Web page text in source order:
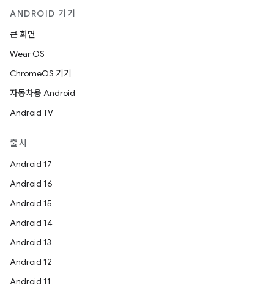
ANDROID 기기
큰 화면
Wear OS
ChromeOS 기기
자동차용 Android
Android TV
출시
Android 17
Android 16
Android 15
Android 14
Android 13
Android 12
Android 11